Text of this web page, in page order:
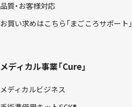
品質・お客様対応
お買い求めはこちら「まごころサポート」
メディカル事業「Cure」
メディカルビジネス